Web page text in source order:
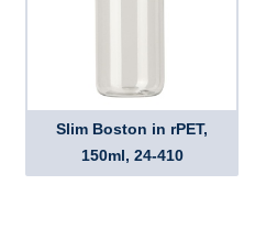
Slim Boston in rPET,
150ml, 24-410